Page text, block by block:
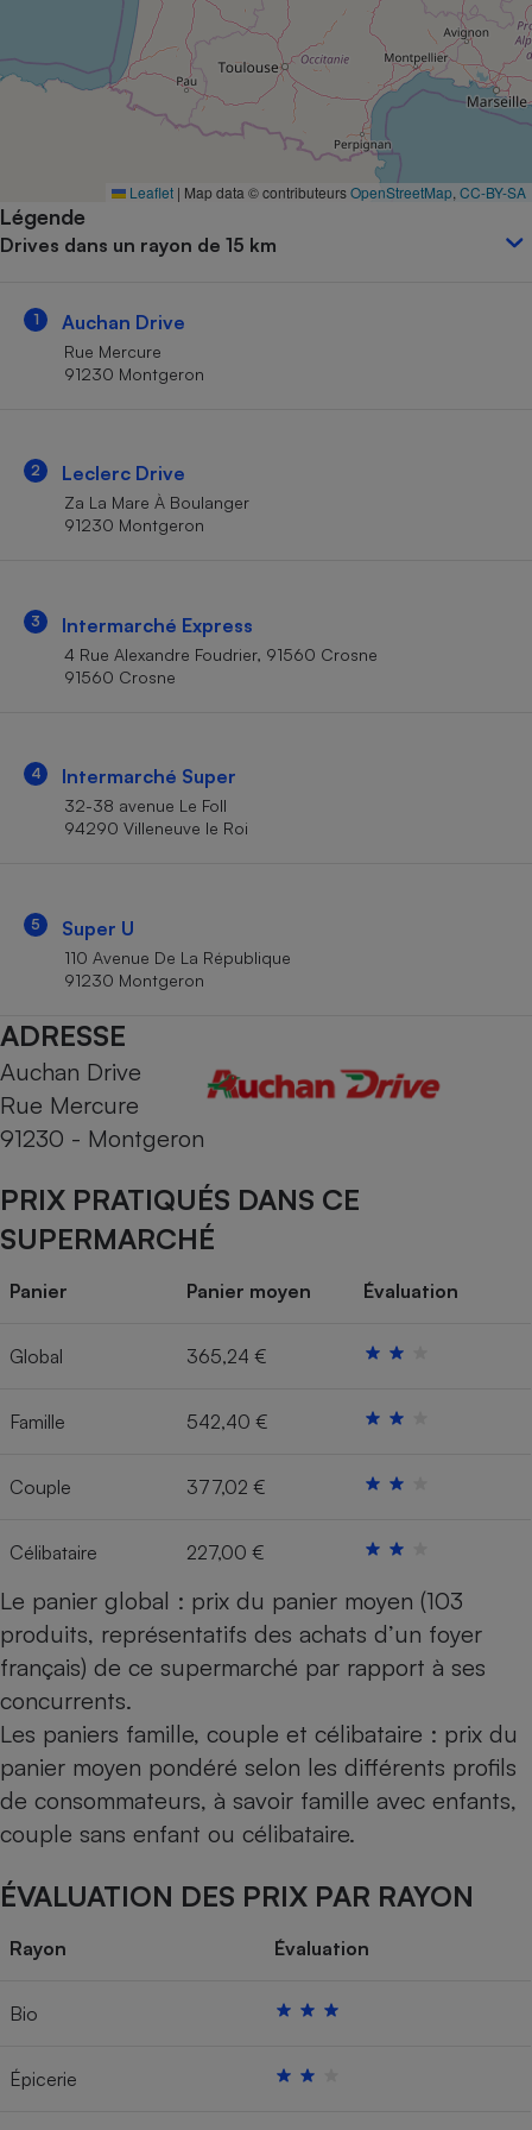
Leaflet | Map data © contributeursOpenStreetMap CC-BY-SA
Légende
Drives dans un rayon de 15 km
1 Auchan Drive
Rue Mercure
91230 Montgeron
2 Leclerc Drive
Za La Mare À Boulanger
91230 Montgeron
3 Intermarché Express
4 Rue Alexandre Foudrier, 91560 Crosne
91560 Crosne
4 Intermarché Super
32-38 avenue Le Foll
94290 Villeneuve le Roi
5 Super U
110 Avenue De La République
91230 Montgeron
ADRESSE
Auchan Drive
Rue Mercure
91230 - Montgeron
PRIX PRATIQUÉS DANS CE
SUPERMARCHÉ
Panier Panier moyen Évaluation
Global 365,24 €
Famille 542,40 €
Couple 377,02 €
Célibataire 227,00 €
Le panier global : prix du panier moyen (103
produits, représentatifs des achats d’un foyer
français) de ce supermarché par rapport à ses
concurrents.
Les paniers famille, couple et célibataire : prix du
panier moyen pondéré selon les différents profils
de consommateurs, à savoir famille avec enfants,
couple sans enfant ou célibataire.
ÉVALUATION DES PRIX PAR RAYON
Rayon Évaluation
Bio
Épicerie
Complément
alimentaire
Assurance emprunteur
Petit électroménager -
Cafetière à expressos
Robot ménager
Mutuelle